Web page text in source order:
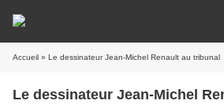
Accueil » Le dessinateur Jean-Michel Renault au tribunal
Le dessinateur Jean-Michel